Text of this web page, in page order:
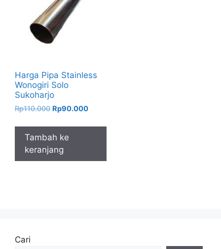
Harga Pipa Stainless
Wonogiri Solo
Sukoharjo
Rp110.000 Harga
adalah:
Rp110.000.
Rp90.000Harga
ini
Tambah ke
keranjang
Cari